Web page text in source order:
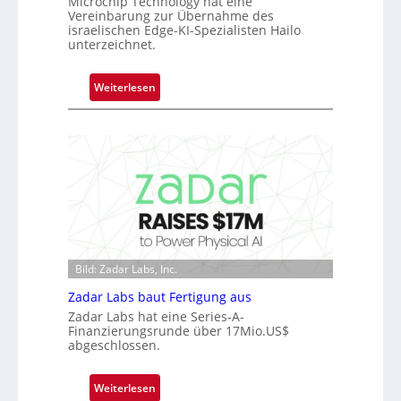
e
r
n
m
m
k
V
i
s
n
Vereinbarung zur Übernahme des
israelischen Edge-KI-Spezialisten Hailo
unterzeichnet.
Weiterlesen
M
o
c
h
i
p
l
a
n
t
Bild: Zadar Labs, Inc.
Zadar Labs baut Fertigung aus
Zadar Labs hat eine Series-A-
Finanzierungsrunde über 17Mio.US$
abgeschlossen.
Weiterlesen